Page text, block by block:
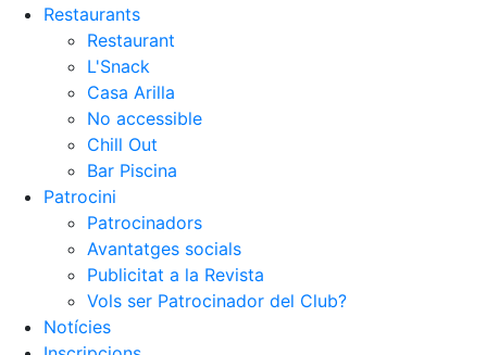
Restaurants
Restaurant
L'Snack
Casa Arilla
No accessible
Chill Out
Bar Piscina
Patrocini
Patrocinadors
Avantatges socials
Publicitat a la Revista
Vols ser Patrocinador del Club?
Notícies